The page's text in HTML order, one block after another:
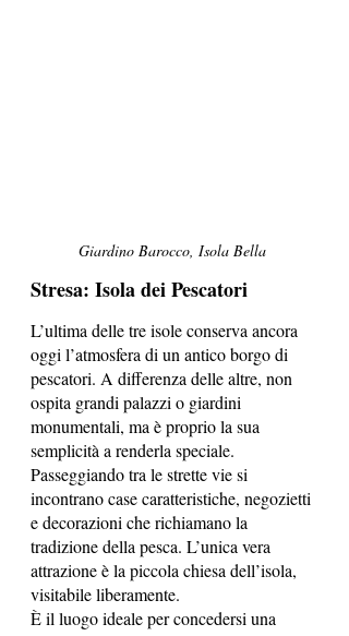
Giardino Barocco, Isola Bella
Stresa: Isola dei Pescatori
L’ultima delle tre isole conserva ancora
oggi l’atmosfera di un antico borgo di
pescatori. A differenza delle altre, non
ospita grandi palazzi o giardini
monumentali, ma è proprio la sua
semplicità a renderla speciale.
Passeggiando tra le strette vie si
incontrano case caratteristiche, negozietti
e decorazioni che richiamano la
tradizione della pesca. L’unica vera
attrazione è la piccola chiesa dell’isola,
visitabile liberamente.
È il luogo ideale per concedersi una